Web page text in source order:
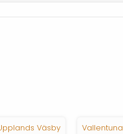
Väsby Vallentuna